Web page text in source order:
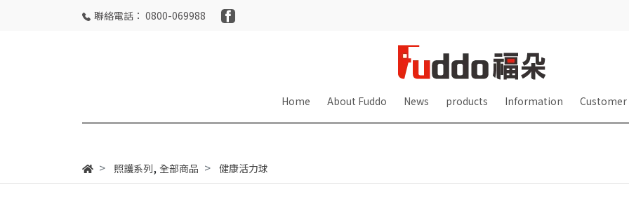
聯絡電話： 0800-069988
Home About Fuddo News products Information Customer
照護系列, 全部商品 健康活力球